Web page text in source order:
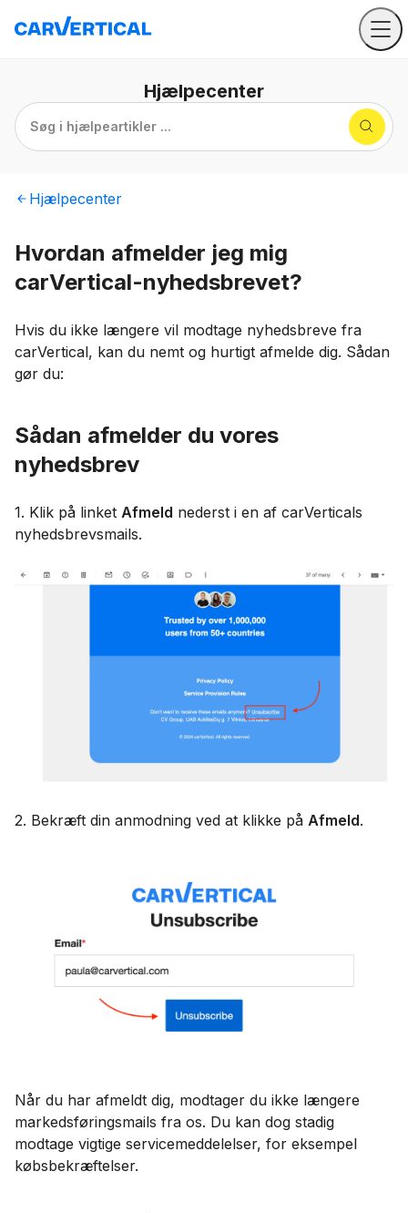
Hjælpecenter
Søg i hjælpeartikler ...
Hjælpecenter
Hvordan afmelder jeg mig
carVertical-nyhedsbrevet?
Hvis du ikke længere vil modtage nyhedsbreve fra
carVertical, kan du nemt og hurtigt afmelde dig. Sådan
gør du:
Sådan afmelder du vores
nyhedsbrev
1. Klik på linket Afmeld nederst i en af carVerticals
nyhedsbrevsmails.
2. Bekræft din anmodning ved at klikke på Afmeld.
Når du har afmeldt dig, modtager du ikke længere
markedsføringsmails fra os. Du kan dog stadig
modtage vigtige servicemeddelelser, for eksempel
købsbekræftelser.